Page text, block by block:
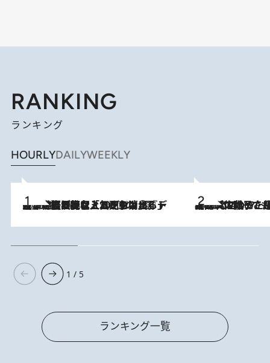
RANKING
ランキング
HOURLYDAILYWEEKLY
2026.8.5
【なぜ吉沢亮は「気配を消せる」のか？】興行収入208億の『国宝』を経て挑むミュージカル『ディア・エヴァン・ハンセン』。トップ俳優が舞台上でさらけ出した“孤独”とは 2026.8.5
【阿川佐和子さんの年とる力】なぜ70代で始めた趣味は“こんなに楽しい”のか？ ピアノ、俳句…スランプに陥っても続けられる“ある秘訣”とは
1 / 5
ランキング一覧